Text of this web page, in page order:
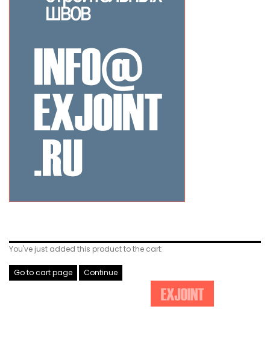
You've just added this product to the cart:
Go to cart page Continue